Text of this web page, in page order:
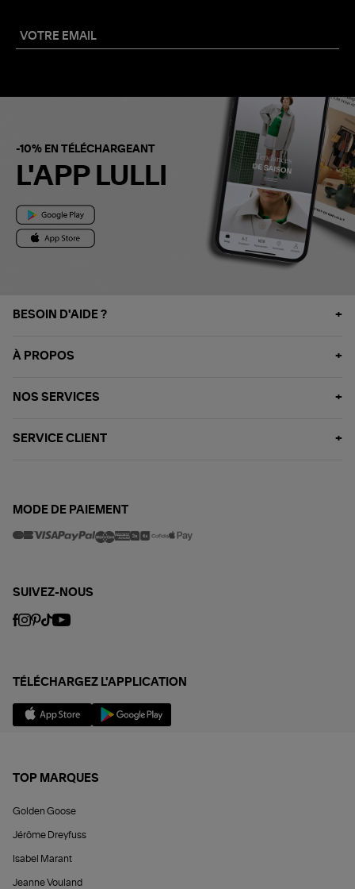
-10% EN TÉLÉCHARGEANT
L'APP LULLI
BESOIN D'AIDE ?
À PROPOS
NOS SERVICES
SERVICE CLIENT
MODE DE PAIEMENT
SUIVEZ-NOUS
TÉLÉCHARGEZ L'APPLICATION
TOP MARQUES
Golden Goose
Jérôme Dreyfuss
Isabel Marant
Jeanne Vouland